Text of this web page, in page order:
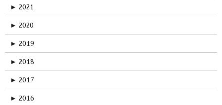
► 2021
► 2020
► 2019
► 2018
► 2017
► 2016